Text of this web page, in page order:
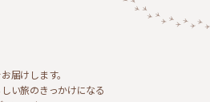
届けします。
い旅のきっかけになる